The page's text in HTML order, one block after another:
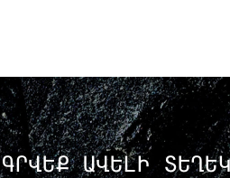
ԱՎԵԼԻ